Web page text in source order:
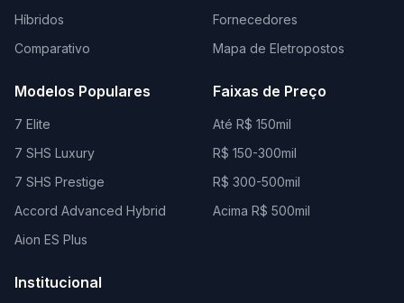
Híbridos
Comparativo
Fornecedores
Mapa de Eletropostos
Modelos Populares
7 Elite
7 SHS Luxury
7 SHS Prestige
Accord Advanced Hybrid
Aion ES Plus
Faixas de Preço
Até R$ 150mil
R$ 150-300mil
R$ 300-500mil
Acima R$ 500mil
Institucional